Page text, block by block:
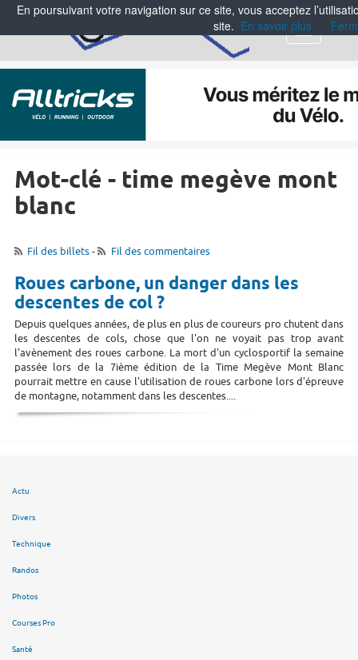
Menu
Mot-clé - time megève mont
blanc
Fil des billets- Fil des commentaires
Roues carbone, un danger dans les
descentes de col ?
Depuis quelques années, de plus en plus de coureurs pro chutent dans
les descentes de cols, chose que l'on ne voyait pas trop avant
l'avènement des roues carbone. La mort d'un cyclosportif la semaine
passée lors de la 7ième édition de la Time Megève Mont Blanc
pourrait mettre en cause l'utilisation de roues carbone lors d'épreuve
de montagne, notamment dans les descentes....
Actu
Divers
Technique
Randos
Photos
Courses Pro
Santé
En poursuivant votre navigation sur ce site, vous acceptez
site. En savoir plus